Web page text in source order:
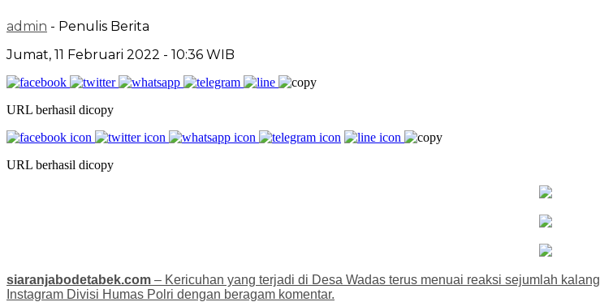
admin - Penulis Berita
Jumat, 11 Februari 2022 - 10:36 WIB
URL berhasil dicopy
URL berhasil dicopy
siaranjabodetabek.com – Kericuhan yang terjadi di Desa Wadas terus menuai reaksi sejumlah
Instagram Divisi Humas Polri dengan beragam komentar.